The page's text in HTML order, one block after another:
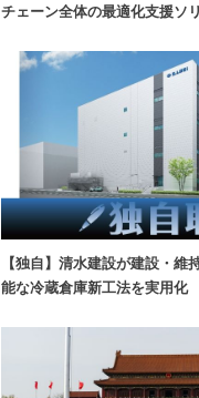
チェーン全体の最適化支援ソ
【独自】清水建設が建設・維
能な冷蔵倉庫新工法を実用化